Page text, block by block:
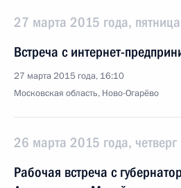
27 марта 2015 года, пятница
Встреча с интернет-
27 марта 2015 года, 16:10
Московская область, Ново-Огарёво
26 марта 2015 года, четверг
Рабочая встреча с